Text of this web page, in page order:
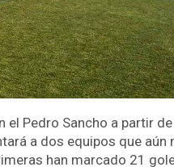
Pedro Sancho a partir
a dos equipos que
han marcado 21